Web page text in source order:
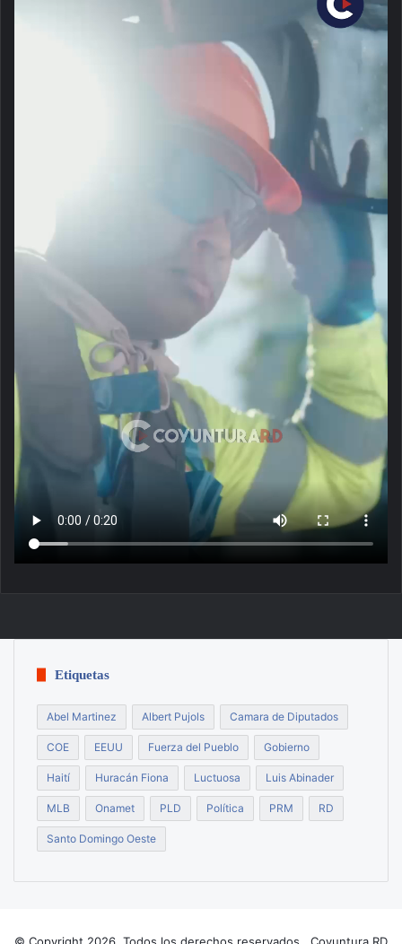
Etiquetas
Abel Martinez Albert Pujols Camara de Diputados
COE EEUU Fuerza del Pueblo Gobierno
Haití Huracán Fiona Luctuosa Luis Abinader
MLB Onamet PLD Política PRM RD
Santo Domingo Oeste